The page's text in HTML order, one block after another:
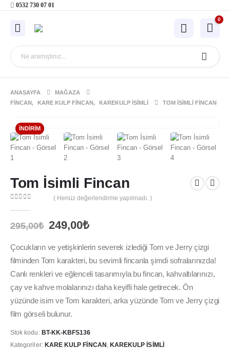
0532 730 07 01
0
ANASAYFA
MAĞAZA
FINCAN, KARE KULP FINCAN, KAREKULP İSIMLI TOM İSIMLI FINCAN
İNDIRIM
Tom İsimli Fincan
( Henüz değerlendirme yapılmadı. )
295,00₺ Orijinal
295,00₺.
249,00₺Şu
fiyat:
249,00₺.
Çocukların ve yetişkinlerin severek izlediği Tom ve Jerry çizgi
filminden Tom karakteri, bu sevimli fincanla şimdi sofralarınızda!
Canlı renkleri ve eğlenceli tasarımıyla bu fincan, kahvaltılarınızı,
çay ve kahve molalarınızı daha keyifli hale getirecek. Ön
yüzünde isim ve Tom karakteri, arka yüzünde Tom ve Jerry çizgi
film görseli bulunur.
Stok kodu: BT-KK-KBFS136
Kategoriler: KARE KULP FINCAN, KAREKULP İSIMLI